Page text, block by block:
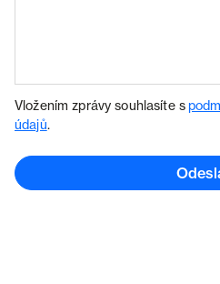
Vložením zprávy souhlasíte s
údajů.